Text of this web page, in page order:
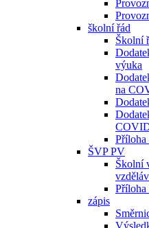
školní řád
Školní
výuka
na
Příloha
ŠVP PV
Školní
Příloha
zápis